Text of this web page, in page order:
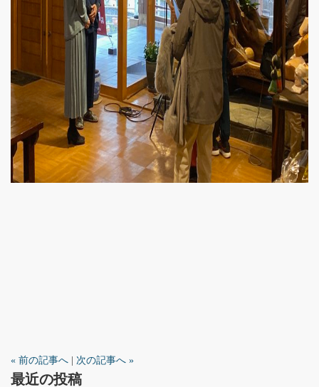
« 前の記事へ 次の記事へ »
最近の投稿